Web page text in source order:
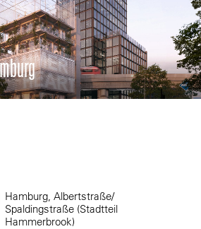
Hamburg, Albertstraße/
Spaldingstraße (Stadtteil
Hammerbrook)